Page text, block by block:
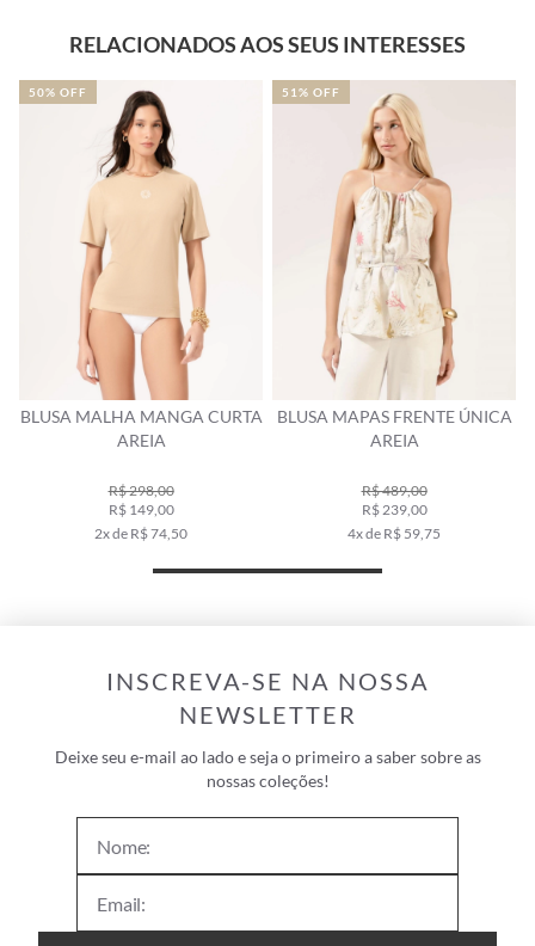
RELACIONADOS AOS SEUS INTERESSES
BLUSA MALHA MANGA CURTA
AREIA
R$ 298,00
R$ 149,00
2x de R$ 74,50
50% OFF
BLUSA MAPAS FRENTE ÚNICA
AREIA
R$ 489,00
R$ 239,00
4x de R$ 59,75
51% OFF
INSCREVA-SE NA NOSSA
NEWSLETTER
Deixe seu e-mail ao lado e seja o primeiro a saber sobre as
nossas coleções!